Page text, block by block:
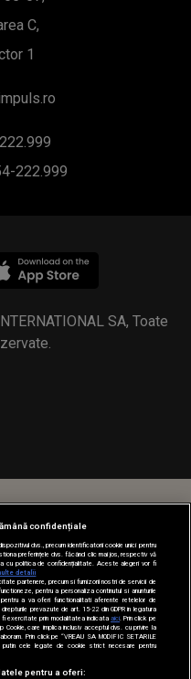
C,
1
222.999
SA, Toate
confidențiale
dvs., precum identificatorii cookie unici pentru
preferințele dvs. făcând clic mai jos, respectiv vă
cu politica de confidențialitate. Aceste alegeri vor fi
detalii
partenere, precum si furnizorii nostri de servicii de
pentru a personaliza continutul si anunturile
a va oferi functionalitati aferente retelelor de
prevazute de art. 15-22 din GDPR in legatura
fi exercitate prin modalitatea indicataaici . Prin click pe
care implica inclusiv acceptul dvs. cu privire la
Prin click pe “VREAU SA MODIFIC SETARILE
putin cele legate de cookie strict necesare pentru
pentru a oferi: